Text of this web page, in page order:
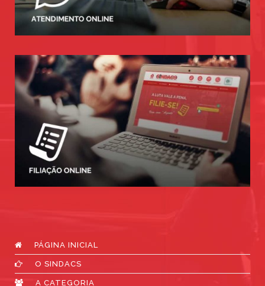
PÁGINA INICIAL
O SINDACS
A CATEGORIA